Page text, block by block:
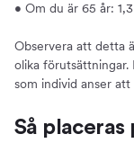
• Om du är 65 år:
Observera att detta
olika förutsättningar.
som individ anser
Så placeras